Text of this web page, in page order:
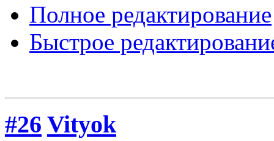
Полное редактирование
Быстрое
#26 Vityok